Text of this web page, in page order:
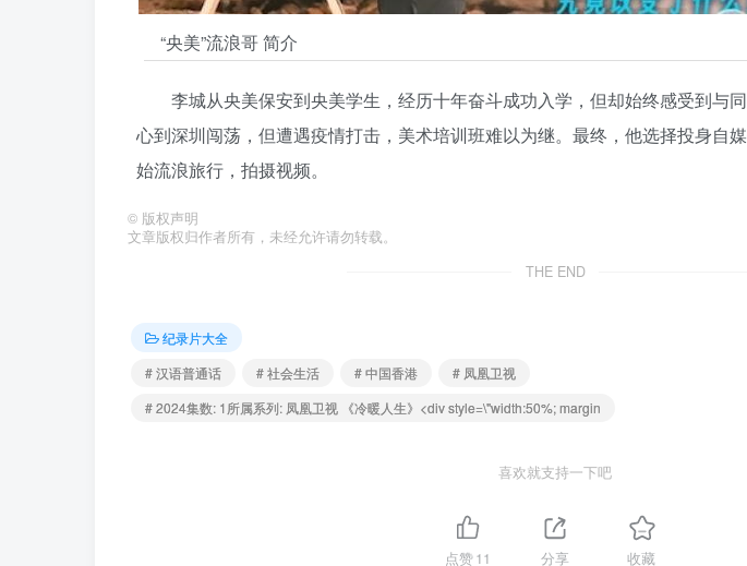
“央美”流浪哥 简介
李城从央美保安到央美学生，经历十年奋斗成功入学，但却始终感受到与
心到深圳闯荡，但遭遇疫情打击，美术培训班难以为继。最终，他选择投身自
始流浪旅行，拍摄视频。
© 版权声明
文章版权归作者所有，未经允许请勿转载。
THE END
纪录片大全
# 汉语普通话
# 社会生活 # 中国香港
# 凤凰卫视
# 2024集数: 1所属系列: 凤凰卫视 《冷暖人生》<div style=\"width:50%; margin
喜欢就支持一下吧
点赞11 分享 收藏